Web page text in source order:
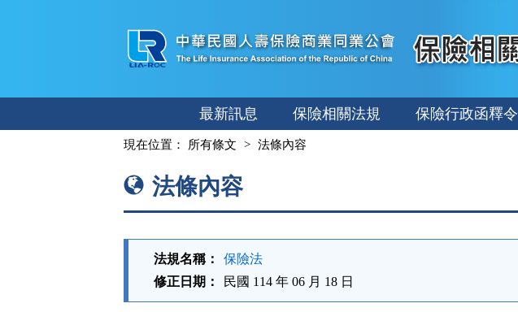
容
最新訊息 保險相關法規 保險行政函釋令
現在位置： 所有條文 法條內容
法條內容
法規名稱：
保險法
修正日期：
民國 114 年 06 月 18 日